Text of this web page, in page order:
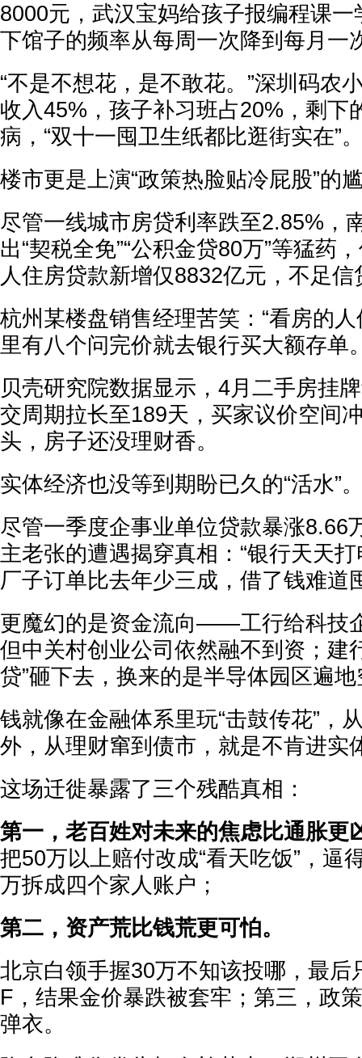
8000元，武汉宝妈给孩子报编程课
下馆子的频率从每周一次降到每月一
“不是不想花，是不敢花。”深圳码农
收入45%，孩子补习班占20%，剩下
病，“双十一囤卫生纸都比逛街实在”
楼市更是上演“政策热脸贴冷屁股”的
尽管一线城市房贷利率跌至2.85%，
出“契税全免”“公积金贷80万”等猛药
人住房贷款新增仅8832亿元，不足
杭州某楼盘销售经理苦笑：“看房的
里有八个问完价就去银行买大额存单
贝壳研究院数据显示，4月二手房挂
交周期拉长至189天，买家议价空
头，房子还没理财香。
实体经济也没等到期盼已久的“活水”
尽管一季度企事业单位贷款暴涨8.66
主老张的遭遇揭穿真相：“银行天天
厂子订单比去年少三成，借了钱难道
更魔幻的是资金流向——工行给科技
但中关村创业公司依然融不到资；建
贷”砸下去，换来的是半导体园区遍
钱就像在金融体系里玩“击鼓传花”，
外，从理财窜到债市，就是不肯进实
这场迁徙暴露了三个残酷真相：
第一，老百姓对未来的焦虑比通胀更
把50万以上赔付改成“看天吃饭”，逼
万拆成四个家人账户；
第二，资产荒比钱荒更可怕。
北京白领手握30万不知该投哪，最后
F，结果金价暴跌被套牢；第三，政
弹衣。